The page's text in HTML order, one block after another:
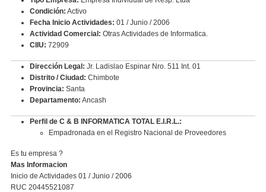
Condición: Activo
Fecha Inicio Actividades: 01 / Junio / 2006
Actividad Comercial: Otras Actividades de Informatica.
CIIU: 72909
Dirección Legal: Jr. Ladislao Espinar Nro. 511 Int. 01
Distrito / Ciudad: Chimbote
Provincia: Santa
Departamento: Ancash
Perfil de C & B INFORMATICA TOTAL E.I.R.L.:
Empadronada en el Registro Nacional de Proveedores
Es tu empresa ?
Mas Informacion
Inicio de Actividades 01 / Junio / 2006
RUC 20445521087